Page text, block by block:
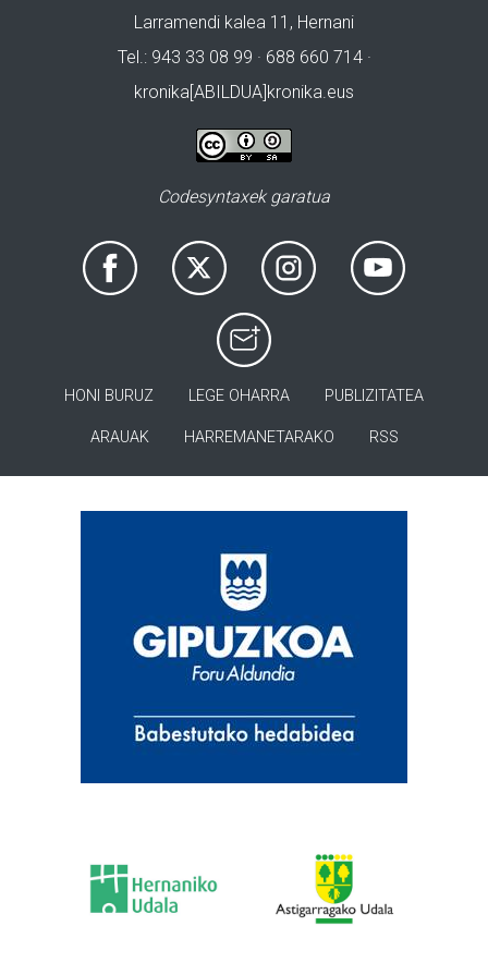
Larramendi kalea 11, Hernani
Tel.: 943 33 08 99 · 688 660 714 ·
kronika[ABILDUA]kronika.eus
Codesyntaxek garatua
HONI BURUZ LEGE OHARRA PUBLIZITATEA
ARAUAK HARREMANETARAKO RSS